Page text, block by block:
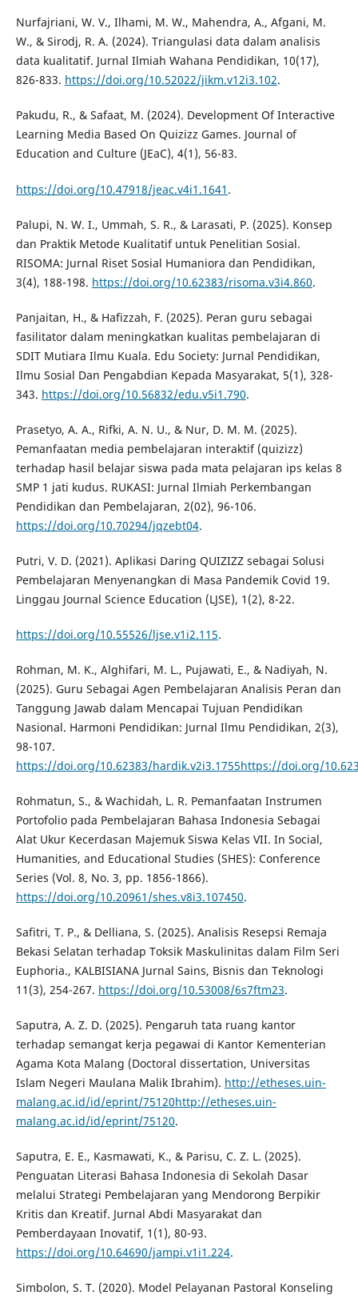
Nurfajriani, W. V., Ilhami, M. W., Mahendra, A., Afgani, M.
W., & Sirodj, R. A. (2024). Triangulasi data dalam analisis
data kualitatif. Jurnal Ilmiah Wahana Pendidikan, 10(17),
826-833. https://doi.org/10.52022/jikm.v12i3.102.
Pakudu, R., & Safaat, M. (2024). Development Of Interactive
Learning Media Based On Quizizz Games. Journal of
Education and Culture (JEaC), 4(1), 56-83.
https://doi.org/10.47918/jeac.v4i1.1641 .
Palupi, N. W. I., Ummah, S. R., & Larasati, P. (2025). Konsep
dan Praktik Metode Kualitatif untuk Penelitian Sosial.
RISOMA: Jurnal Riset Sosial Humaniora dan Pendidikan,
3(4), 188-198. https://doi.org/10.62383/risoma.v3i4.860.
Panjaitan, H., & Hafizzah, F. (2025). Peran guru sebagai
fasilitator dalam meningkatkan kualitas pembelajaran di
SDIT Mutiara Ilmu Kuala. Edu Society: Jurnal Pendidikan,
Ilmu Sosial Dan Pengabdian Kepada Masyarakat, 5(1), 328-
343. https://doi.org/10.56832/edu.v5i1.790.
Prasetyo, A. A., Rifki, A. N. U., & Nur, D. M. M. (2025).
Pemanfaatan media pembelajaran interaktif (quizizz)
terhadap hasil belajar siswa pada mata pelajaran ips kelas 8
SMP 1 jati kudus. RUKASI: Jurnal Ilmiah Perkembangan
Pendidikan dan Pembelajaran, 2(02), 96-106.
https://doi.org/10.70294/jqzebt04.
Putri, V. D. (2021). Aplikasi Daring QUIZIZZ sebagai Solusi
Pembelajaran Menyenangkan di Masa Pandemik Covid 19.
Linggau Journal Science Education (LJSE), 1(2), 8-22.
https://doi.org/10.55526/ljse.v1i2.115.
Rohman, M. K., Alghifari, M. L., Pujawati, E., & Nadiyah, N.
(2025). Guru Sebagai Agen Pembelajaran Analisis Peran dan
Tanggung Jawab dalam Mencapai Tujuan Pendidikan
Nasional. Harmoni Pendidikan: Jurnal Ilmu Pendidikan, 2(3),
98-107.
https://doi.org/10.62383/hardik.v2i3.1755https://doi.org/
Rohmatun, S., & Wachidah, L. R. Pemanfaatan Instrumen
Portofolio pada Pembelajaran Bahasa Indonesia Sebagai
Alat Ukur Kecerdasan Majemuk Siswa Kelas VII. In Social,
Humanities, and Educational Studies (SHES): Conference
Series (Vol. 8, No. 3, pp. 1856-1866).
https://doi.org/10.20961/shes.v8i3.107450.
Safitri, T. P., & Delliana, S. (2025). Analisis Resepsi Remaja
Bekasi Selatan terhadap Toksik Maskulinitas dalam Film Seri
Euphoria., KALBISIANA Jurnal Sains, Bisnis dan Teknologi
11(3), 254-267. https://doi.org/10.53008/6s7ftm23.
Saputra, A. Z. D. (2025). Pengaruh tata ruang kantor
terhadap semangat kerja pegawai di Kantor Kementerian
Agama Kota Malang (Doctoral dissertation, Universitas
Islam Negeri Maulana Malik Ibrahim). http://etheses.uin-
malang.ac.id/id/eprint/75120http://etheses.uin-
malang.ac.id/id/eprint/75120.
Saputra, E. E., Kasmawati, K., & Parisu, C. Z. L. (2025).
Penguatan Literasi Bahasa Indonesia di Sekolah Dasar
melalui Strategi Pembelajaran yang Mendorong Berpikir
Kritis dan Kreatif. Jurnal Abdi Masyarakat dan
Pemberdayaan Inovatif, 1(1), 80-93.
https://doi.org/10.64690/jampi.v1i1.224.
Simbolon, S. T. (2020). Model Pelayanan Pastoral Konseling